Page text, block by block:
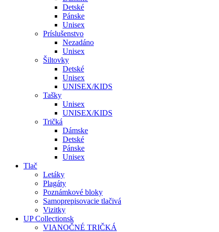
Detské
Pánske
Unisex
Príslušenstvo
Nezadáno
Unisex
Šiltovky
Detské
Unisex
UNISEX/KIDS
Tašky
Unisex
UNISEX/KIDS
Tričká
Dámske
Detské
Pánske
Unisex
Tlač
Letáky
Plagáty
Poznámkové bloky
Samoprepisovacie tlačivá
Vizitky
UP Collectionsk
VIANOČNÉ TRIČKÁ